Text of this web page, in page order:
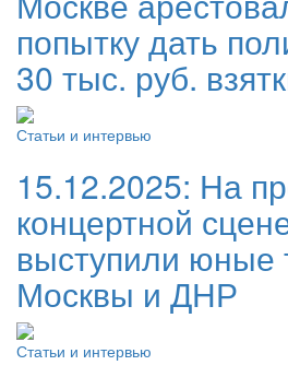
попытку дать
30 тыс. руб.
Статьи и интервью
15.12.2025: На
концертной
выступили юные
Москвы и ДНР
Статьи и интервью